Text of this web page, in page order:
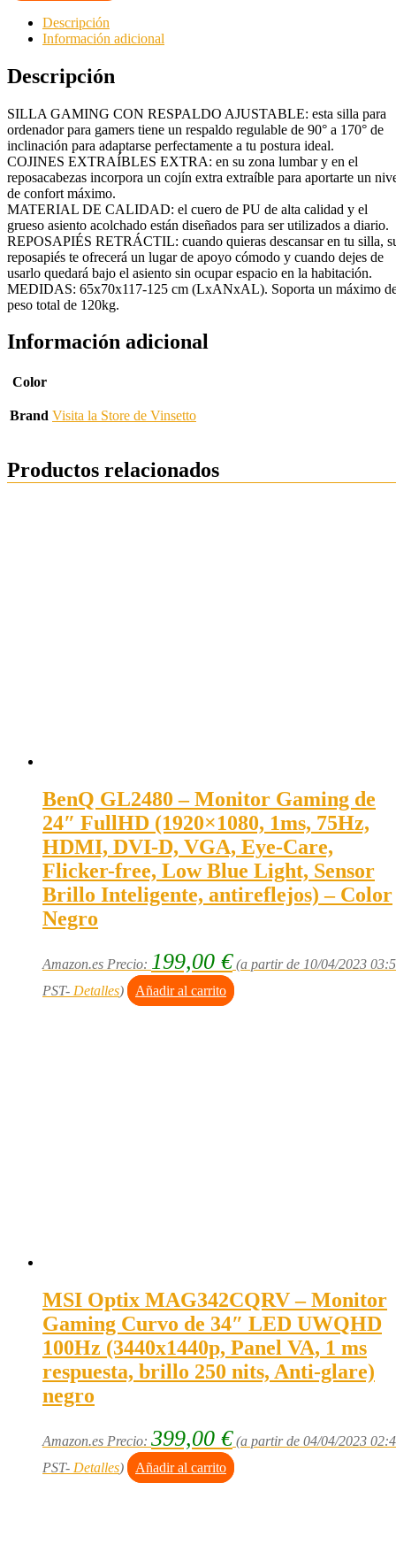
Descripción
Información adicional
Descripción
SILLA GAMING CON RESPALDO AJUSTABLE: esta silla para
ordenador para gamers tiene un respaldo regulable de 90° a 170° de
inclinación para adaptarse perfectamente a tu postura ideal.
COJINES EXTRAÍBLES EXTRA: en su zona lumbar y en el
reposacabezas incorpora un cojín extra extraíble para aportarte un
de confort máximo.
MATERIAL DE CALIDAD: el cuero de PU de alta calidad y el
grueso asiento acolchado están diseñados para ser utilizados a diario.
REPOSAPIÉS RETRÁCTIL: cuando quieras descansar en tu silla,
reposapiés te ofrecerá un lugar de apoyo cómodo y cuando dejes de
usarlo quedará bajo el asiento sin ocupar espacio en la habitación.
MEDIDAS: 65x70x117-125 cm (LxANxAL). Soporta un máximo
peso total de 120kg.
Información adicional
Color
Brand Visita la Store de Vinsetto
Productos relacionados
BenQ GL2480 – Monitor Gaming de
24″ FullHD (1920×1080, 1ms, 75Hz,
HDMI, DVI-D, VGA, Eye-Care,
Flicker-free, Low Blue Light, Sensor
Brillo Inteligente, antireflejos) – Color
Negro
Amazon.es Precio: 199,00 € (a partir de 10/04/2023
PST- Detalles) Añadir al carrito
MSI Optix MAG342CQRV – Monitor
Gaming Curvo de 34″ LED UWQHD
100Hz (3440x1440p, Panel VA, 1 ms
respuesta, brillo 250 nits, Anti-glare)
negro
Amazon.es Precio: 399,00 € (a partir de 04/04/2023
PST- Detalles) Añadir al carrito